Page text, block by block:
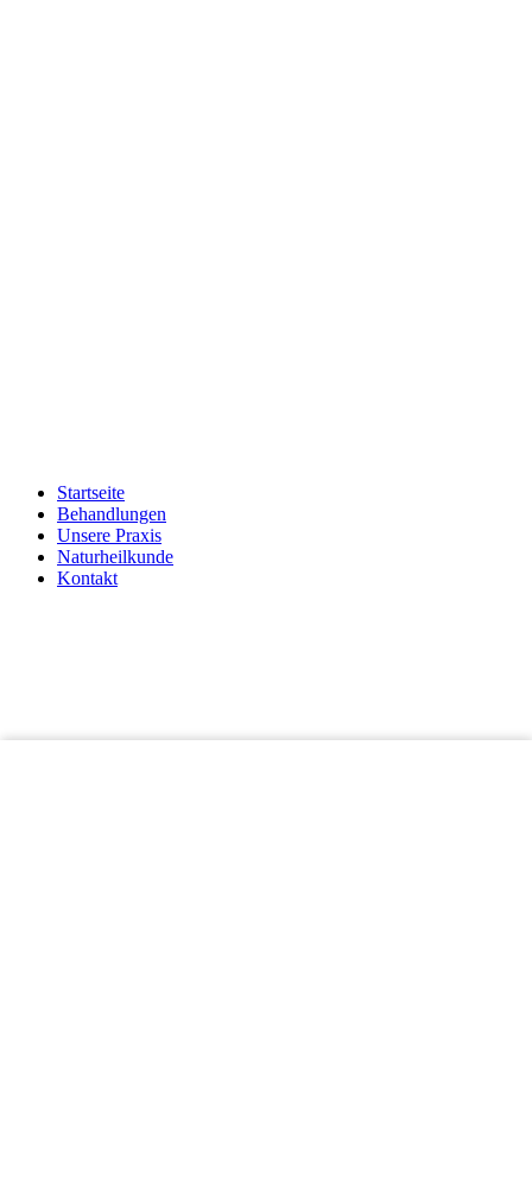
Startseite
Behandlungen
Unsere Praxis
Naturheilkunde
Kontakt